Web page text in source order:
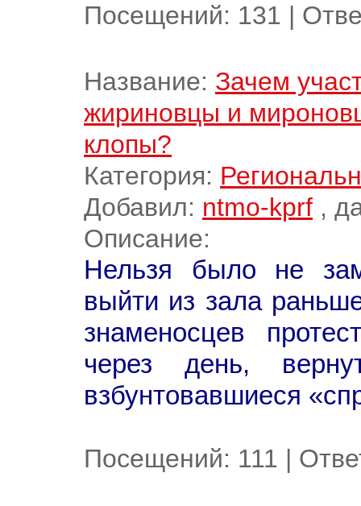
Посещений: 131 |
Название: Зачем
жириновцы и
клопы?
Категория:
Добавил: ntmo-kprf ,
Описание:
Нельзя было не
выйти из зала
знаменосцев
через день,
взбунтовавшиеся
Посещений: 111 |